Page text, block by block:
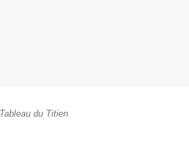
Tableau du Titien